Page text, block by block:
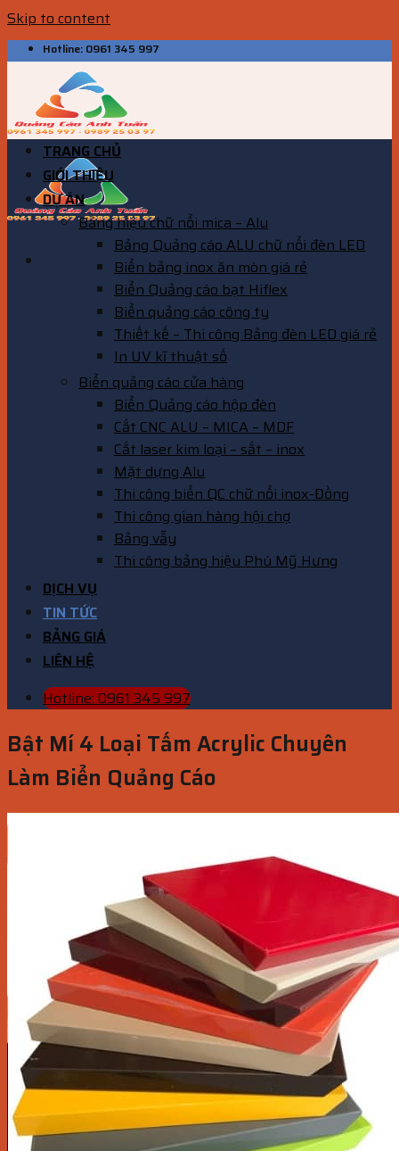
Skip to content
Hotline: 0961 345 997
TRANG CHỦ
GIỚI THIỆU
DỰ ÁN
Bảng hiệu chữ nổi mica – Alu
Bảng Quảng cáo ALU chữ nổi đèn LED
Biển bảng inox ăn mòn giá rẻ
Biển Quảng cáo bạt Hiflex
Biển quảng cáo công ty
Thiết kế – Thi công Bảng đèn LED giá rẻ
In UV kĩ thuật số
Biển quảng cáo cửa hàng
Biển Quảng cáo hộp đèn
Cắt CNC ALU – MICA – MDF
Cắt laser kim loại – sắt – inox
Mặt dựng Alu
Thi công biển QC chữ nổi inox-Đồng
Thi công gian hàng hội chợ
Bảng vẫy
Thi công bảng hiệu Phú Mỹ Hưng
DỊCH VỤ
TIN TỨC
BẢNG GIÁ
LIÊN HỆ
Hotline: 0961 345 997
Bật Mí 4 Loại Tấm Acrylic Chuyên
Làm Biển Quảng Cáo